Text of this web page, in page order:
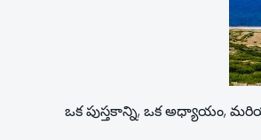
ఒక పుస్తకాన్ని, ఒక అధ్యాయం,